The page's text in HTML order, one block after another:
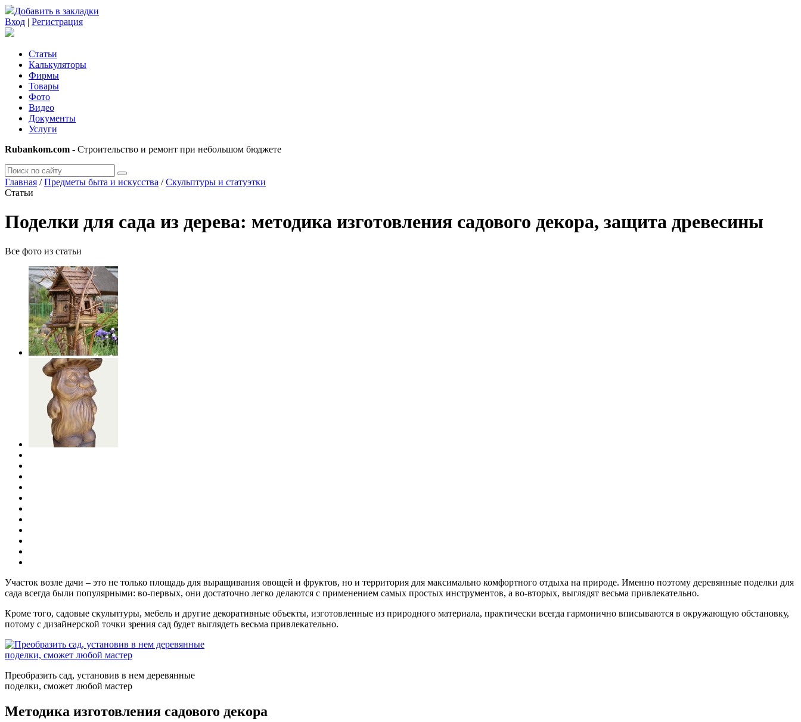
Добавить в закладки
Вход | Регистрация
Статьи
Калькуляторы
Фирмы
Товары
Фото
Видео
Документы
Услуги
Rubankom.com - Строительство и ремонт при небольшом бюджете
Главная /Предметы быта и искусства /Скульптуры и статуэтки
Статьи
Поделки для сада из дерева: методика изготовления садового декора, защита древесины
Все фото из статьи
Участок возле дачи – это не только площадь для выращивания овощей и фруктов, но и территория для максимально комфортного отдыха на природе. Именно поэтому деревянные поделки для
сада всегда были популярными: во-первых, они достаточно легко делаются с применением самых простых инструментов, а во-вторых, выглядят весьма привлекательно.
Кроме того, садовые скульптуры, мебель и другие декоративные объекты, изготовленные из природного материала, практически всегда гармонично вписываются в окружающую обстановку,
потому с дизайнерской точки зрения сад будет выглядеть весьма привлекательно.
Преобразить сад, установив в нем деревянные
поделки, сможет любой мастер
Методика изготовления садового декора